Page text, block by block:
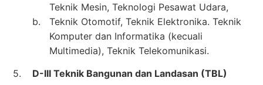
b.
Teknik Mesin, Teknologi Pesawat Udara,
Teknik Otomotif, Teknik Elektronika. Teknik
Komputer dan Informatika (kecuali
Multimedia), Teknik Telekomunikasi.
5.
D-III Teknik Bangunan dan Landasan (TBL)